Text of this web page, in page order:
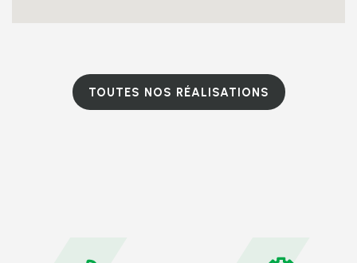
TOUTES NOS RÉALISATIONS